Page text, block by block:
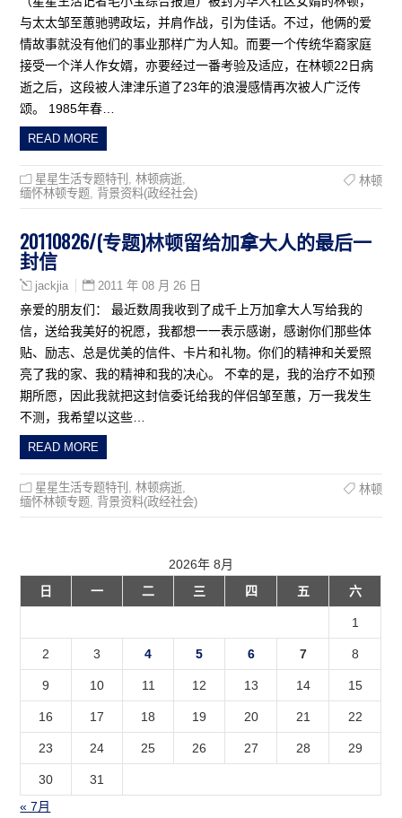
与太太邹至蕙驰骋政坛，并肩作战，引为佳话。不过，他俩的爱
情故事就没有他们的事业那样广为人知。而要一个传统华裔家庭
接受一个洋人作女婿，亦要经过一番考验及适应，在林顿22日病
逝之后，这段被人津津乐道了23年的浪漫感情再次被人广泛传
颂。 1985年春…
READ MORE
星星生活专题特刊 ,林顿病逝
缅怀林顿专题
背景资料(政经社会)
林顿
20110826/(专题)林顿留给加拿大人的最后一
封信
jackjia 2011 年 08 月 26 日
亲爱的朋友们： 最近数周我收到了成千上万加拿大人写给我的
信，送给我美好的祝愿，我都想一一表示感谢，感谢你们那些体
贴、励志、总是优美的信件、卡片和礼物。你们的精神和关爱照
亮了我的家、我的精神和我的决心。 不幸的是，我的治疗不如预
期所愿，因此我就把这封信委讬给我的伴侣邹至蕙，万一我发生
不测，我希望以这些…
READ MORE
星星生活专题特刊 ,林顿病逝
缅怀林顿专题
背景资料(政经社会)
林顿
2026年 8月
日
一 二 三 四 五 六
1
2 3 4 5 6 7 8
9 10 11 12 13 14 15
16 17 18 19 20 21 22
23 24 25 26 27 28 29
30
31
« 7月